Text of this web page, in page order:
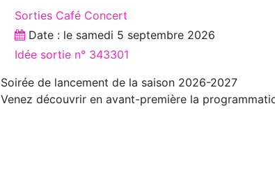
Sorties Café Concert
Date : le samedi 5 septembre 2026
Idée sortie n° 343301
Soirée de lancement de la saison 2026-2027
Venez découvrir en avant-première la